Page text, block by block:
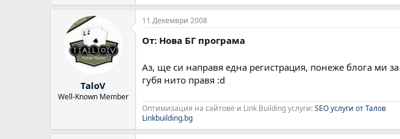
TaloV
Well-Known Member
11 Декември 2008
От: Нова БГ програма
Аз, ще си направя една регистрация, понеже блога ми
губя нито правя :d
Оптимизация на сайтове и Link Building услуги:SEO услуги от Талов
Linkbuilding.bg